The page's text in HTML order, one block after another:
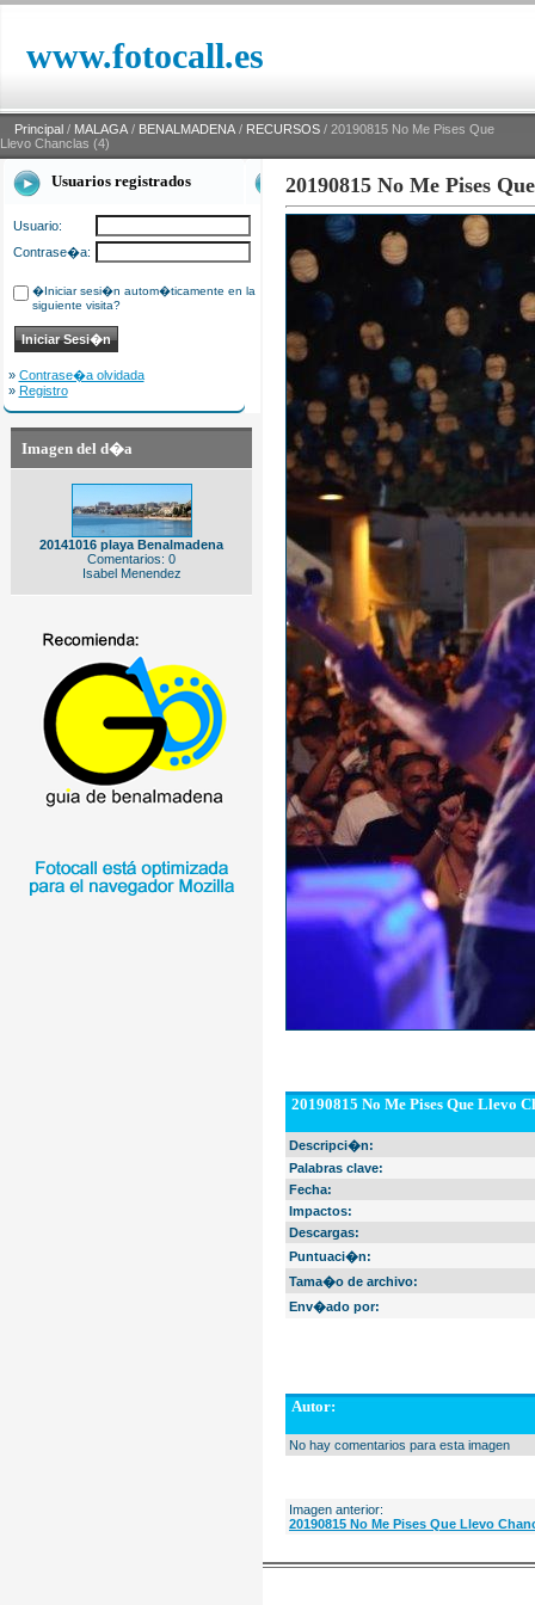
www.fotocall.es
Principal / MALAGA / BENALMADENA / RECURSOS / 20190815 No Me Pises Que
Llevo Chanclas (4)
Usuarios registrados
Usuario:
Contrase�a:
�Iniciar sesi�n autom�ticamente en la
siguiente visita?
» Contrase�a olvidada
» Registro
Imagen del d�a
20141016 playa Benalmadena
Comentarios: 0
Isabel Menendez
20190815 No Me Pises
20190815 No Me Pises Que Llevo
Descripci�n:
Palabras clave:
Fecha:
Impactos:
Descargas:
Puntuaci�n:
Tama�o de archivo:
Env�ado por:
Autor:
No hay comentarios para esta imagen
Imagen anterior:
20190815 No Me Pises Que Llevo